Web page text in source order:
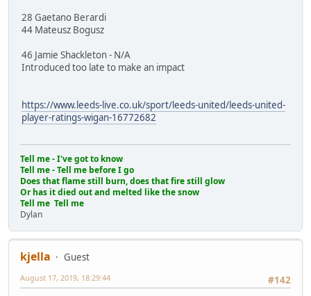
28 Gaetano Berardi
44 Mateusz Bogusz
46 Jamie Shackleton - N/A
Introduced too late to make an impact
https://www.leeds-live.co.uk/sport/leeds-united/leeds-united-
player-ratings-wigan-16772682
Tell me - I've got to know
Tell me - Tell me before I go
Does that flame still burn, does that fire still glow
Or has it died out and melted like the snow
Tell me Tell me
Dylan
kjella
Guest
#142
August 17, 2019, 18:29:44